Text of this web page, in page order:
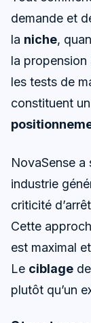
demande et
la niche,
la propension
les tests de
constituent
NovaSense a
industrie
criticité
Cette
est maximal
Le ciblage
plutôt qu’un